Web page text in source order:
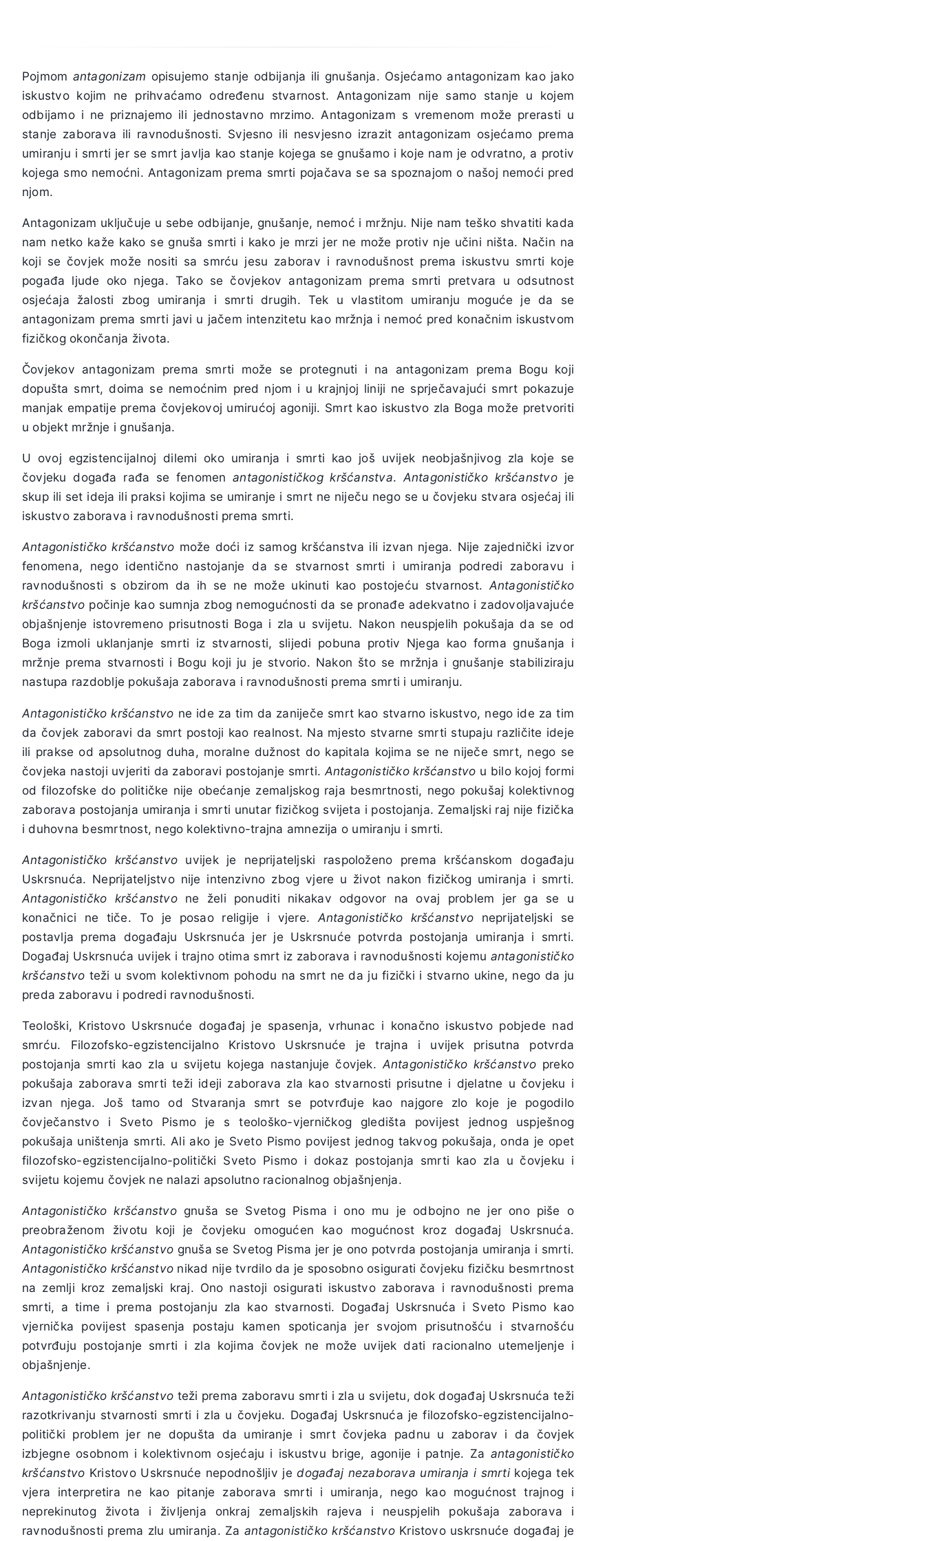
Pojmom antagonizam opisujemo stanje odbijanja ili gnušanja. Osjećamo antagonizam kao jako
iskustvo kojim ne prihvaćamo određenu stvarnost. Antagonizam nije samo stanje u kojem
odbijamo i ne priznajemo ili jednostavno mrzimo. Antagonizam s vremenom može prerasti u
stanje zaborava ili ravnodušnosti. Svjesno ili nesvjesno izrazit antagonizam osjećamo prema
umiranju i smrti jer se smrt javlja kao stanje kojega se gnušamo i koje nam je odvratno, a protiv
kojega smo nemoćni. Antagonizam prema smrti pojačava se sa spoznajom o našoj nemoći pred
njom.
Antagonizam uključuje u sebe odbijanje, gnušanje, nemoć i mržnju. Nije nam teško shvatiti kada
nam netko kaže kako se gnuša smrti i kako je mrzi jer ne može protiv nje učini ništa. Način na
koji se čovjek može nositi sa smrću jesu zaborav i ravnodušnost prema iskustvu smrti koje
pogađa ljude oko njega. Tako se čovjekov antagonizam prema smrti pretvara u odsutnost
osjećaja žalosti zbog umiranja i smrti drugih. Tek u vlastitom umiranju moguće je da se
antagonizam prema smrti javi u jačem intenzitetu kao mržnja i nemoć pred konačnim iskustvom
fizičkog okončanja života.
Čovjekov antagonizam prema smrti može se protegnuti i na antagonizam prema Bogu koji
dopušta smrt, doima se nemoćnim pred njom i u krajnjoj liniji ne sprječavajući smrt pokazuje
manjak empatije prema čovjekovoj umirućoj agoniji. Smrt kao iskustvo zla Boga može pretvoriti
u objekt mržnje i gnušanja.
U ovoj egzistencijalnoj dilemi oko umiranja i smrti kao još uvijek neobjašnjivog zla koje se
čovjeku događa rađa se fenomenantagonističkog kršćanstva.Antagonističko kršćanstvoje
skup ili set ideja ili praksi kojima se umiranje i smrt ne niječu nego se u čovjeku stvara osjećaj ili
iskustvo zaborava i ravnodušnosti prema smrti.
Antagonističko kršćanstvo može doći iz samog kršćanstva ili izvan njega. Nije zajednički izvor
fenomena, nego identično nastojanje da se stvarnost smrti i umiranja podredi zaboravu i
ravnodušnosti s obzirom da ih se ne može ukinuti kao postojeću stvarnost.Antagonističko
kršćanstvo počinje kao sumnja zbog nemogućnosti da se pronađe adekvatno i zadovoljavajuće
objašnjenje istovremeno prisutnosti Boga i zla u svijetu. Nakon neuspjelih pokušaja da se od
Boga izmoli uklanjanje smrti iz stvarnosti, slijedi pobuna protiv Njega kao forma gnušanja i
mržnje prema stvarnosti i Bogu koji ju je stvorio. Nakon što se mržnja i gnušanje stabiliziraju
nastupa razdoblje pokušaja zaborava i ravnodušnosti prema smrti i umiranju.
Antagonističko kršćanstvo ne ide za tim da zaniječe smrt kao stvarno iskustvo, nego ide za tim
da čovjek zaboravi da smrt postoji kao realnost. Na mjesto stvarne smrti stupaju različite ideje
ili prakse od apsolutnog duha, moralne dužnost do kapitala kojima se ne niječe smrt, nego se
čovjeka nastoji uvjeriti da zaboravi postojanje smrti. Antagonističko kršćanstvo u bilo kojoj formi
od filozofske do političke nije obećanje zemaljskog raja besmrtnosti, nego pokušaj kolektivnog
zaborava postojanja umiranja i smrti unutar fizičkog svijeta i postojanja. Zemaljski raj nije fizička
i duhovna besmrtnost, nego kolektivno-trajna amnezija o umiranju i smrti.
Antagonističko kršćanstvo uvijek je neprijateljski raspoloženo prema kršćanskom događaju
Uskrsnuća. Neprijateljstvo nije intenzivno zbog vjere u život nakon fizičkog umiranja i smrti.
Antagonističko kršćanstvone želi ponuditi nikakav odgovor na ovaj problem jer ga se u
konačnici ne tiče. To je posao religije i vjere. Antagonističko kršćanstvo neprijateljski se
postavlja prema događaju Uskrsnuća jer je Uskrsnuće potvrda postojanja umiranja i smrti.
Događaj Uskrsnuća uvijek i trajno otima smrt iz zaborava i ravnodušnosti kojemu antagonističko
kršćanstvo teži u svom kolektivnom pohodu na smrt ne da ju fizički i stvarno ukine, nego da ju
preda zaboravu i podredi ravnodušnosti.
Teološki, Kristovo Uskrsnuće događaj je spasenja, vrhunac i konačno iskustvo pobjede nad
smrću. Filozofsko-egzistencijalno Kristovo Uskrsnuće je trajna i uvijek prisutna potvrda
postojanja smrti kao zla u svijetu kojega nastanjuje čovjek. Antagonističko kršćanstvo preko
pokušaja zaborava smrti teži ideji zaborava zla kao stvarnosti prisutne i djelatne u čovjeku i
izvan njega. Još tamo od Stvaranja smrt se potvrđuje kao najgore zlo koje je pogodilo
čovječanstvo i Sveto Pismo je s teološko-vjerničkog gledišta povijest jednog uspješnog
pokušaja uništenja smrti. Ali ako je Sveto Pismo povijest jednog takvog pokušaja, onda je opet
filozofsko-egzistencijalno-politički Sveto Pismo i dokaz postojanja smrti kao zla u čovjeku i
svijetu kojemu čovjek ne nalazi apsolutno racionalnog objašnjenja.
Antagonističko kršćanstvognuša se Svetog Pisma i ono mu je odbojno ne jer ono piše o
preobraženom životu koji je čovjeku omogućen kao mogućnost kroz događaj Uskrsnuća.
Antagonističko kršćanstvo gnuša se Svetog Pisma jer je ono potvrda postojanja umiranja i smrti.
Antagonističko kršćanstvo nikad nije tvrdilo da je sposobno osigurati čovjeku fizičku besmrtnost
na zemlji kroz zemaljski kraj. Ono nastoji osigurati iskustvo zaborava i ravnodušnosti prema
smrti, a time i prema postojanju zla kao stvarnosti. Događaj Uskrsnuća i Sveto Pismo kao
vjernička povijest spasenja postaju kamen spoticanja jer svojom prisutnošću i stvarnošću
potvrđuju postojanje smrti i zla kojima čovjek ne može uvijek dati racionalno utemeljenje i
objašnjenje.
Antagonističko kršćanstvo teži prema zaboravu smrti i zla u svijetu, dok događaj Uskrsnuća teži
razotkrivanju stvarnosti smrti i zla u čovjeku. Događaj Uskrsnuća je filozofsko-egzistencijalno-
politički problem jer ne dopušta da umiranje i smrt čovjeka padnu u zaborav i da čovjek
izbjegne osobnom i kolektivnom osjećaju i iskustvu brige, agonije i patnje. Za antagonističko
kršćanstvo Kristovo Uskrsnuće nepodnošljiv jedogađaj nezaborava umiranja i smrtikojega tek
vjera interpretira ne kao pitanje zaborava smrti i umiranja, nego kao mogućnost trajnog i
neprekinutog života i življenja onkraj zemaljskih rajeva i neuspjelih pokušaja zaborava i
ravnodušnosti prema zlu umiranja. Za antagonističko kršćanstvoKristovo uskrsnuće događaj je